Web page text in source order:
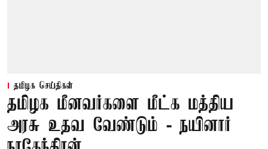
தமிழக செய்திகள்
தமிழக மீனவர்களை மீட்க மத்திய
அரசு உதவ வேண்டும் - நயினார்